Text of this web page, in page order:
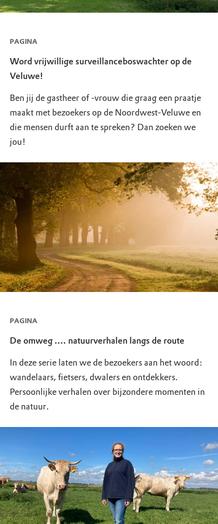
PAGINA
Word vrijwillige surveillanceboswachter op de
Veluwe!
Ben jij de gastheer of -vrouw die graag een praatje
maakt met bezoekers op de Noordwest-Veluwe en
die mensen durft aan te spreken? Dan zoeken we
jou!
PAGINA
De omweg .... natuurverhalen langs de route
In deze serie laten we de bezoekers aan het woord:
wandelaars, fietsers, dwalers en ontdekkers.
Persoonlijke verhalen over bijzondere momenten in
de natuur.